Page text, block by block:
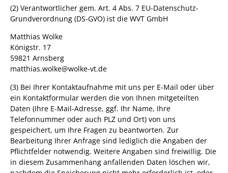
(2) Verantwortlicher gem. Art. 4 Abs. 7 EU-Datenschutz-
Grundverordnung (DS-GVO) ist die WVT GmbH
Matthias Wolke
Königstr. 17
59821 Arnsberg
matthias.wolke@wolke-vt.de
(3) Bei Ihrer Kontaktaufnahme mit uns per E-Mail oder über
ein Kontaktformular werden die von Ihnen mitgeteilten
Daten (Ihre E-Mail-Adresse, ggf. Ihr Name, Ihre
Telefonnummer oder auch PLZ und Ort) von uns
gespeichert, um Ihre Fragen zu beantworten. Zur
Bearbeitung Ihrer Anfrage sind lediglich die Angaben der
Pflichtfelder notwendig. Weitere Angaben sind freiwillig. Die
in diesem Zusammenhang anfallenden Daten löschen wir,